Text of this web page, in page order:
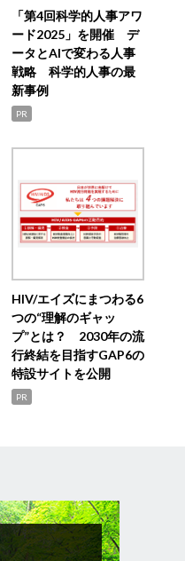
「第4回科学的人事アワ
ード2025」を開催 デ
ータとAIで変わる人事
戦略 科学的人事の最
新事例
PR
HIV/エイズにまつわる6
つの“理解のギャッ
プ”とは？ 2030年の流
行終結を目指すGAP6の
特設サイトを公開
PR